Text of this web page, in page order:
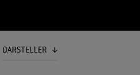
DARSTELLER